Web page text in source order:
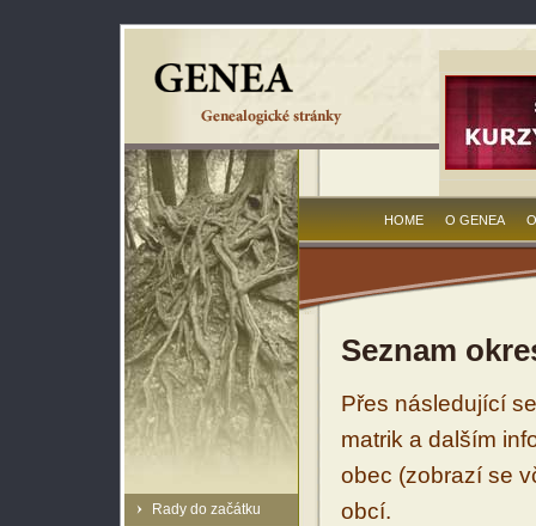
Rady do začátku
HOME O GENEA
Seznam
Přes následující
matrik a dalším
obec (zobrazí se
obcí.